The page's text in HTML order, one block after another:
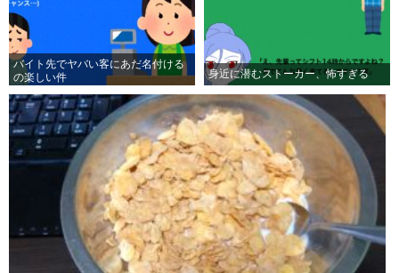
バイト先でヤバい客にあだ名付ける
の楽しい件
身近に潜むストーカー、怖すぎる